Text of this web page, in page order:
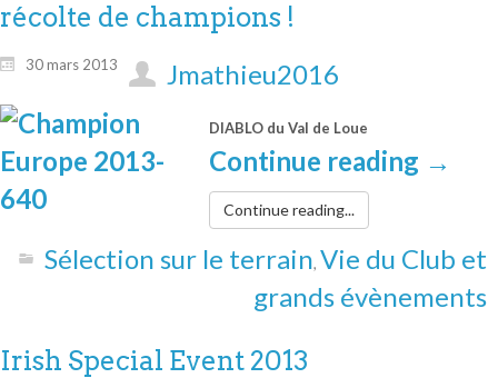
récolte de champions !
30 mars 2013 Jmathieu2016
DIABLO du Val de Loue
Continue reading →
Continue reading...
Sélection sur le terrain, Vie du Club et
grands évènements
Irish Special Event 2013